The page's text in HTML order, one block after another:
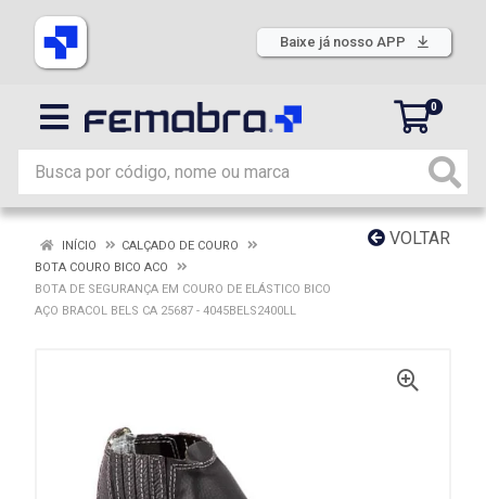
Baixe já nosso APP
0
VOLTAR
INÍCIO
CALÇADO DE COURO
BOTA COURO BICO ACO
BOTA DE SEGURANÇA EM COURO DE ELÁSTICO BICO
AÇO BRACOL BELS CA 25687 - 4045BELS2400LL